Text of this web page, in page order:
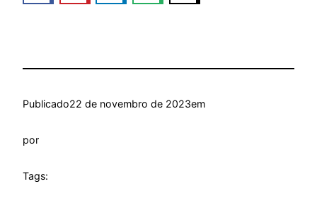
Publicado22 de novembro de 2023em
por
Tags: